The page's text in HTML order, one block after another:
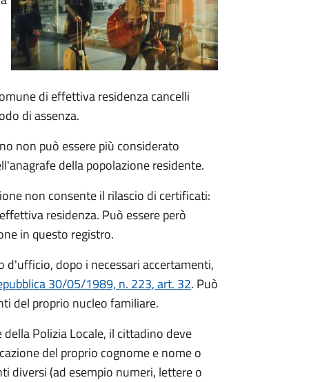
di effettiva residenza cancelli
di assenza.
non può essere più considerato
della popolazione residente.
non consente il rilascio di certificati:
residenza. Può essere però
in questo registro.
dopo i necessari accertamenti,
30/05/1989, n. 223, art. 32. Può
del proprio nucleo familiare.
Polizia Locale, il cittadino deve
del proprio cognome e nome o
diversi (ad esempio numeri, lettere o